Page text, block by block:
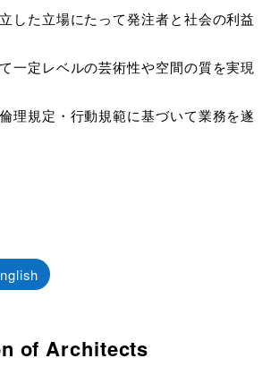
した立場にたって発注者と社会の利益
一定レベルの芸術性や空間の質を実現
理規定・行動規範に基づいて業務を遂
of Architects